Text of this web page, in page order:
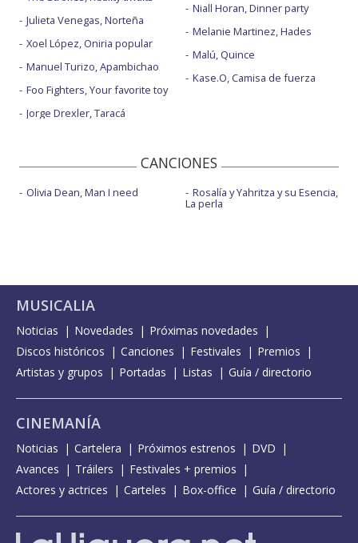
Julieta Venegas, Norteña
Xoel López, Oniria popular
Manuel Turizo, Apambichao
Foo Fighters, Your favorite toy
Jorge Drexler, Taracá
Niall Horan, Dinner party
Melanie Martinez, Hades
Malú, Quince
Kase.O, Camisa de fuerza
CANCIONES
Olivia Dean, Man I need Rosalía y Yahritza y su Esencia,
La perla
MUSICALIA
Noticias Novedades
Próximas novedades
Discos históricos
Canciones Festivales
Premios
Artistas y grupos
Portadas Listas Guía / directorio
CINEMANÍA
Noticias Cartelera Próximos estrenos
DVD
Avances
Tráilers
Festivales + premios
Actores y actrices
Carteles Box-office Guía / directorio